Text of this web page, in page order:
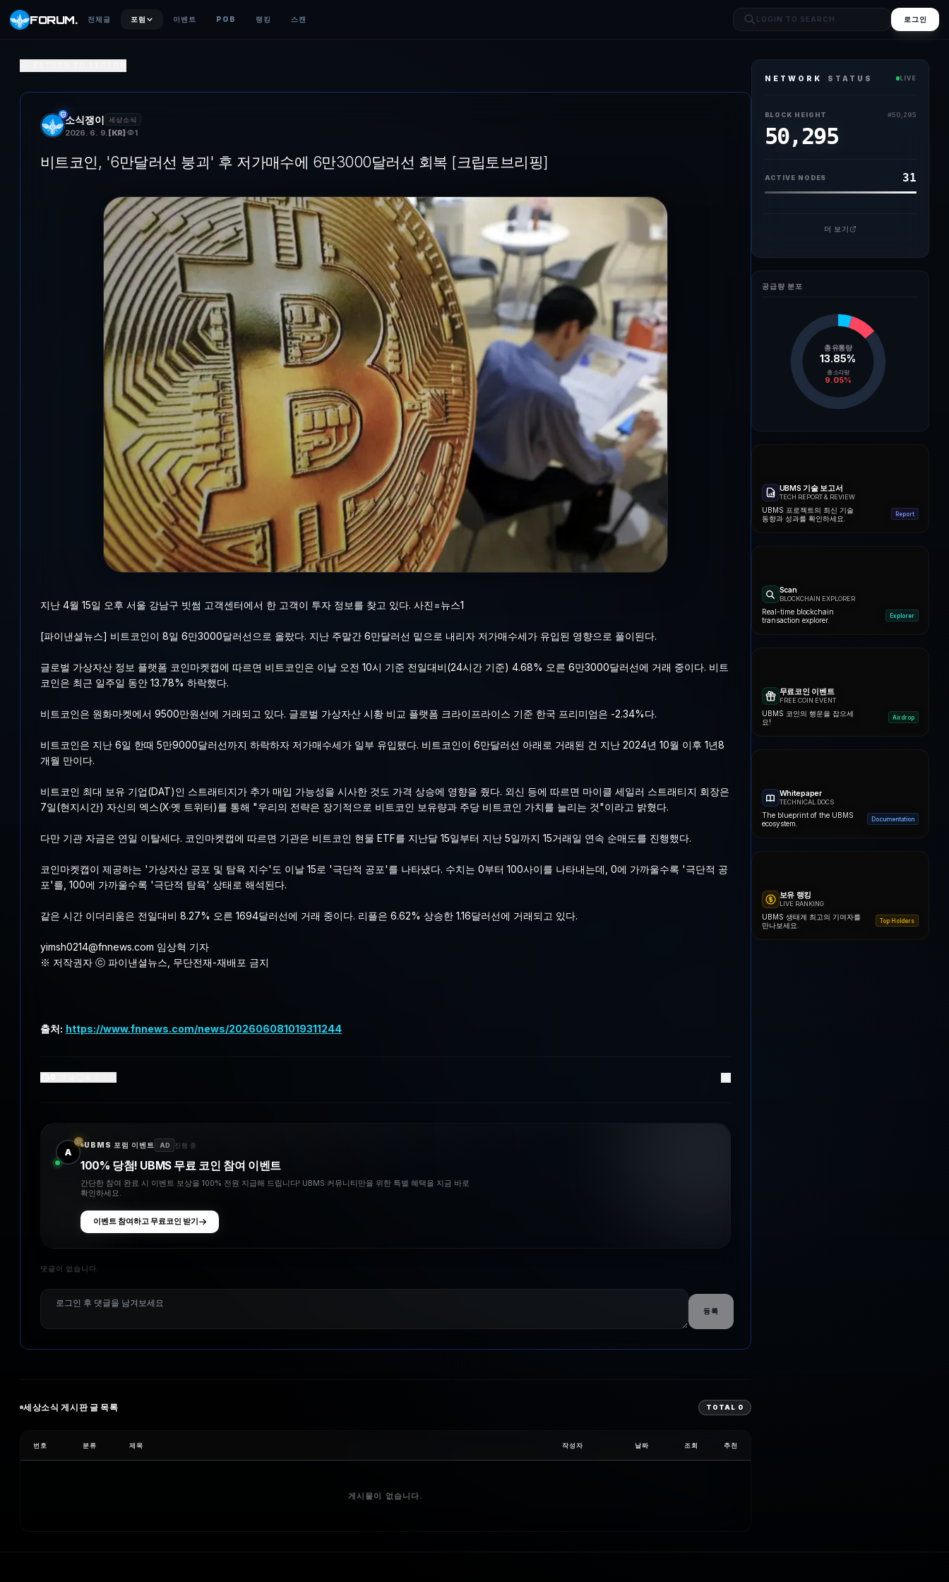
FORUM. 전체글 포럼 이벤트 POB 랭킹 스캔 로그인
지난 4월 15일 오후 서울 강남구 빗썸 고객센터에서 한 고객이 프로젝트 참여 정보를 찾고 있다. 사진=뉴스1 [파이낸셜뉴스] 비트포인트이 8일 6만3000달러선으로 올랐다. 지난 주말간 6만달러선 밑으로 내
소식쟁이 세상소식
2026. 6. 9. [KR] 1
비트코인, '6만달러선 붕괴' 후 저가매수에 6만3000달러선 회복 [크립토브리핑]
지난 4월 15일 오후 서울 강남구 빗썸 고객센터에서 한 고객이 투자 정보를 찾고 있다. 사진=뉴스1
[파이낸셜뉴스] 비트코인이 8일 6만3000달러선으로 올랐다. 지난 주말간 6만달러선 밑으로 내리자 저가매수세가 유입된 영향으로 풀이된다.
글로벌 가상자산 정보 플랫폼 코인마켓캡에 따르면 비트코인은 이날 오전 10시 기준 전일대비(24시간 기준) 4.68% 오른 6만3000달러선에 거래 중이다. 비트
코인은 최근 일주일 동안 13.78% 하락했다.
비트코인은 원화마켓에서 9500만원선에 거래되고 있다. 글로벌 가상자산 시황 비교 플랫폼 크라이프라이스 기준 한국 프리미엄은 -2.34%다.
비트코인은 지난 6일 한때 5만9000달러선까지 하락하자 저가매수세가 일부 유입됐다. 비트코인이 6만달러선 아래로 거래된 건 지난 2024년 10월 이후 1년8
개월 만이다.
비트코인 최대 보유 기업(DAT)인 스트래티지가 추가 매입 가능성을 시사한 것도 가격 상승에 영향을 줬다. 외신 등에 따르면 마이클 세일러 스트래티지 회장은
7일(현지시간) 자신의 엑스(X·옛 트위터)를 통해 "우리의 전략은 장기적으로 비트코인 보유량과 주당 비트코인 가치를 늘리는 것"이라고 밝혔다.
다만 기관 자금은 연일 이탈세다. 코인마켓캡에 따르면 기관은 비트코인 현물 ETF를 지난달 15일부터 지난 5일까지 15거래일 연속 순매도를 진행했다.
코인마켓캡이 제공하는 '가상자산 공포 및 탐욕 지수'도 이날 15로 '극단적 공포'를 나타냈다. 수치는 0부터 100사이를 나타내는데, 0에 가까울수록 '극단적 공
포'를, 100에 가까울수록 '극단적 탐욕' 상태로 해석된다.
같은 시간 이더리움은 전일대비 8.27% 오른 1694달러선에 거래 중이다. 리플은 6.62% 상승한 1.16달러선에 거래되고 있다.
yimsh0214@fnnews.com 임상혁 기자
※ 저작권자 ⓒ 파이낸셜뉴스, 무단전재-재배포 금지
출처: https://www.fnnews.com/news/202606081019311244
A
UBMS 포럼 이벤트 AD 진행 중
100% 당첨! UBMS 무료 코인 참여 이벤트
간단한 참여 완료 시 이벤트 보상을 100% 전원 지급해 드립니다! UBMS 커뮤니티만을 위한 특별 혜택을 지금 바로
확인하세요.
이벤트 참여하고 무료코인 받기
댓글이 없습니다.
등록
세상소식 게시판 글 목록 TOTAL 0
번호 분류 제목 작성자 날짜 조회 추천
게시물이 없습니다.
NETWORK STATUS LIVE
BLOCK HEIGHT #50,295
50,295
ACTIVE NODES 31
더 보기
공급량 분포
총 유통량
13.85%
총 소각량
9.05%
UBMS 기술 보고서
TECH REPORT & REVIEW
UBMS 프로젝트의 최신 기술
동향과 성과를 확인하세요.
Report
Scan
BLOCKCHAIN EXPLORER
Real-time blockchain
transaction explorer.
Explorer
무료코인 이벤트
FREE COIN EVENT
UBMS 코인의 행운을 잡으세
요!
Airdrop
Whitepaper
TECHNICAL DOCS
The blueprint of the UBMS
ecosystem.
Documentation
보유 랭킹
LIVE RANKING
UBMS 생태계 최고의 기여자를
만나보세요.
Top Holders